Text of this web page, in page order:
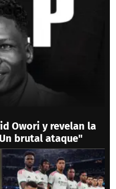
Owori y revelan la
brutal ataque"